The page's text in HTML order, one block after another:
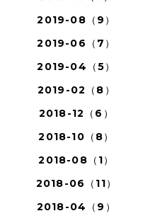
2019-08（9）
2019-06（7）
2019-04（5）
2019-02（8）
2018-12（6）
2018-10（8）
2018-08（1）
2018-06（11）
2018-04（9）